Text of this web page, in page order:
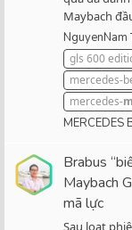
Maybach
NguyenNam
gls 600
mercedes-
mercedes-
MERCEDES
Brabus
Maybach
mã lực
Sau loạt